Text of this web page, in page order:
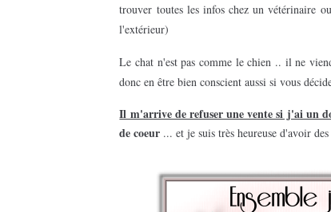
trouver toutes les infos chez un vétérinaire
l'extérieur)
Le chat n'est pas comme le chien .. il ne
donc en être bien conscient aussi si vous
Il m'arrive de refuser une vente si j'ai un
de coeur ... et je suis très heureuse d'avoir